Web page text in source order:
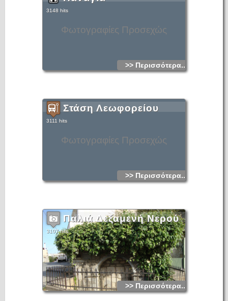
Φωτογραφίες Προσεχώς
3148 hits
>> Περισσότερα...
Φωτογραφίες Προσεχώς
Στάση Λεωφορείου
3111 hits
>> Περισσότερα...
Παλιά Δεξαμενή Νερού
3107 hits
>> Περισσότερα...